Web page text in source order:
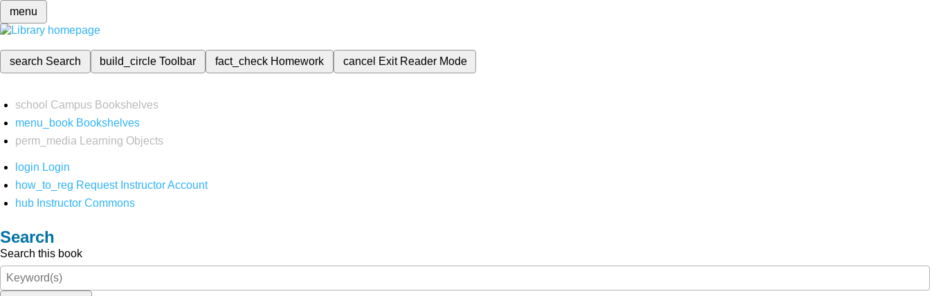
menu
search Search build_circleToolbar fact_check Homework cancel Exit Reader Mode
school Campus Bookshelves
menu_book Bookshelves
perm_media
Learning Objects
login Login
how_to_reg Request Instructor Account
hub Instructor Commons
Search
Search this book